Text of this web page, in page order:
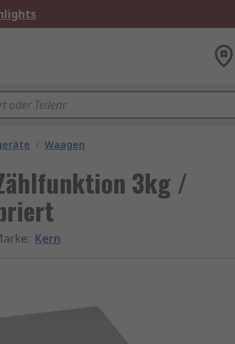
/ Waagen
3kg /
: Kern